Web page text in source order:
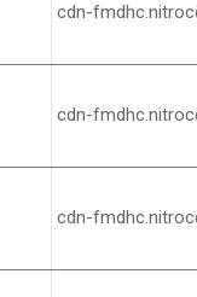
cdn-
cdn-
cdn-